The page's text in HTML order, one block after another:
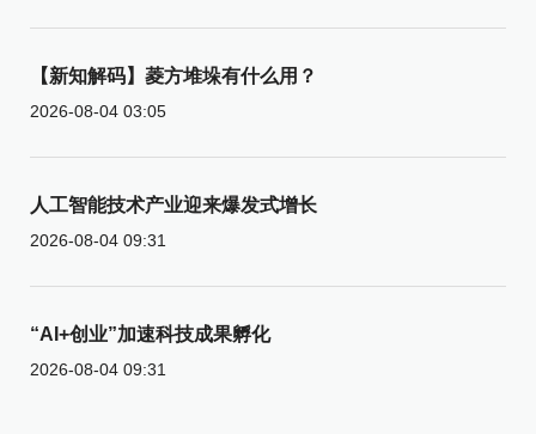
【新知解码】菱方堆垛有什么用？
2026-08-04 03:05
人工智能技术产业迎来爆发式增长
2026-08-04 09:31
“AI+创业”加速科技成果孵化
2026-08-04 09:31